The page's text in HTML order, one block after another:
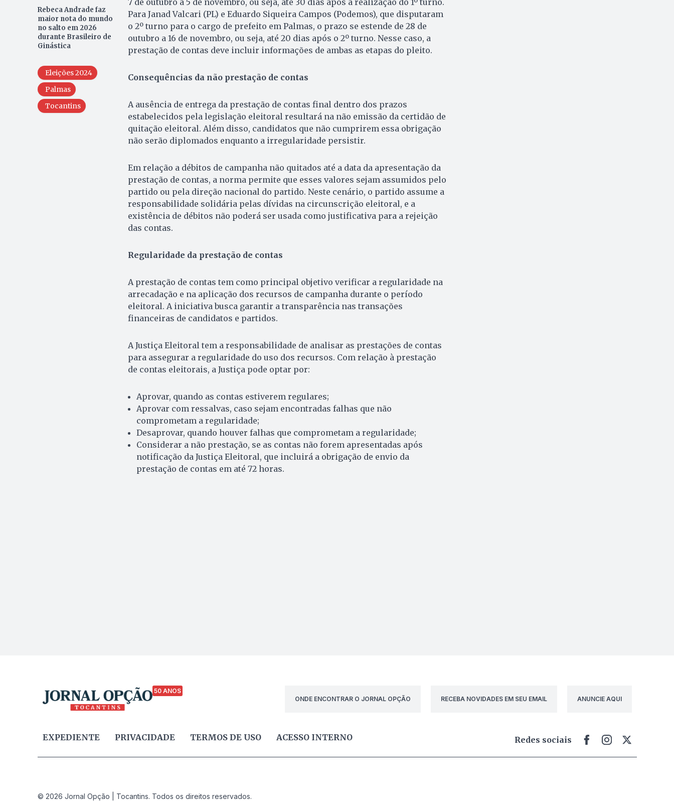
Rebeca Andrade faz
maior nota do mundo
no salto em 2026
durante Brasileiro de
Ginástica
Eleições 2024
Palmas
Tocantins
Para Janad Valcari (PL) e Eduardo Siqueira Campos (Podemos), que disputaram
o 2º turno para o cargo de prefeito em Palmas, o prazo se estende de 28 de
outubro a 16 de novembro, ou seja, até 20 dias após o 2º turno. Nesse caso, a
prestação de contas deve incluir informações de ambas as etapas do pleito.
Consequências da não prestação de contas
A ausência de entrega da prestação de contas final dentro dos prazos
estabelecidos pela legislação eleitoral resultará na não emissão da certidão de
quitação eleitoral. Além disso, candidatos que não cumprirem essa obrigação
não serão diplomados enquanto a irregularidade persistir.
Em relação a débitos de campanha não quitados até a data da apresentação da
prestação de contas, a norma permite que esses valores sejam assumidos pelo
partido ou pela direção nacional do partido. Neste cenário, o partido assume a
responsabilidade solidária pelas dívidas na circunscrição eleitoral, e a
existência de débitos não poderá ser usada como justificativa para a rejeição
das contas.
Regularidade da prestação de contas
A prestação de contas tem como principal objetivo verificar a regularidade na
arrecadação e na aplicação dos recursos de campanha durante o período
eleitoral. A iniciativa busca garantir a transparência nas transações
financeiras de candidatos e partidos.
A Justiça Eleitoral tem a responsabilidade de analisar as prestações de contas
para assegurar a regularidade do uso dos recursos. Com relação à prestação
de contas eleitorais, a Justiça pode optar por:
Aprovar, quando as contas estiverem regulares;
Aprovar com ressalvas, caso sejam encontradas falhas que não
comprometam a regularidade;
Desaprovar, quando houver falhas que comprometam a regularidade;
Considerar a não prestação, se as contas não forem apresentadas após
notificação da Justiça Eleitoral, que incluirá a obrigação de envio da
prestação de contas em até 72 horas.
50 ANOS
ONDE ENCONTRAR O JORNAL OPÇÃO
RECEBA NOVIDADES EM SEU EMAIL ANUNCIE AQUI
EXPEDIENTE PRIVACIDADE TERMOS DE USO ACESSO INTERNO Redes sociais
© 2026 Jornal Opção | Tocantins. Todos os direitos reservados.